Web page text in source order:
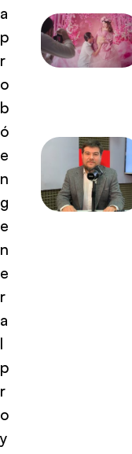
a
p
r
o
b
ó
e
n
g
e
n
e
r
a
l
p
r
o
y